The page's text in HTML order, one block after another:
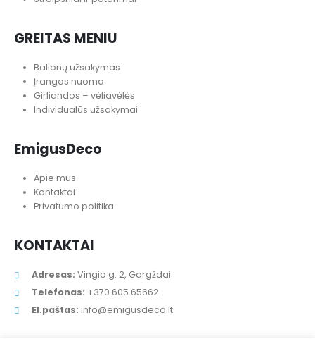
Pristatymas
Mėgstamos prekės
GREITAS MENIU
Balionų užsakymas
Girliandos – vėliavėlės
Individualūs užsakymai
EmigusDeco
Kontaktai
KONTAKTAI